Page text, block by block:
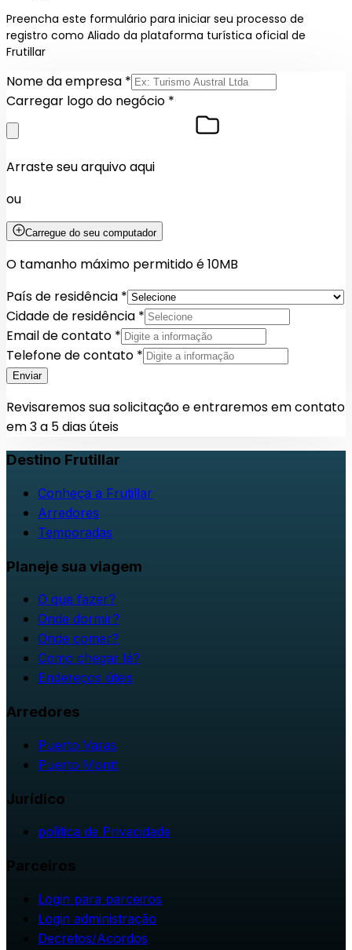
Preencha este formulário para iniciar seu processo de
registro como Aliado da plataforma turística oficial de
Frutillar
Nome da empresa *
Carregar logo do negócio *
Arraste seu arquivo aqui
ou
Carregue do seu computador
O tamanho máximo permitido é 10MB
País de residência *
Cidade de residência *
Email de contato *
Telefone de contato *
Enviar
Revisaremos sua solicitação e entraremos em contato
em 3 a 5 dias úteis
Destino Frutillar
Conheça a Frutillar
Arredores
Temporadas
Planeje sua viagem
O que fazer?
Onde dormir?
Onde comer?
Como chegar lá?
Endereços úteis
Arredores
Puerto Varas
Puerto Montt
Jurídico
política de Privacidade
Parceiros
Login para parceiros
Login administração
Decretos/Acordos